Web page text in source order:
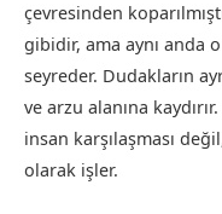
çevresinden
gibidir, ama aynı anda
seyreder. Dudakların
ve arzu alanına
insan karşılaşması
olarak işler.